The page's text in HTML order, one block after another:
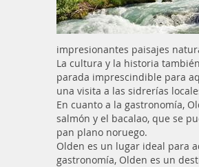
impresionantes paisajes
La cultura y la historia
parada imprescindible para
una visita a las sidrerías
En cuanto a la gastronomía,
salmón y el bacalao, que se
pan plano noruego.
Olden es un lugar ideal para
gastronomía, Olden es un